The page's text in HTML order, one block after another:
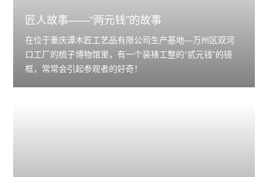
匠人故事——“两元钱”的故事
在位于重庆谭木匠工艺品有限公司生产基地—万州区双河
口工厂的梳子博物馆里，有一个装裱工整的“贰元钱”的镜
框，常常会引起参观者的好奇！